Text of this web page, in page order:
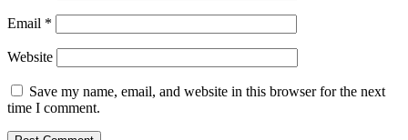
Email *
Website
Save my name, email, and website in this browser for the next
time I comment.